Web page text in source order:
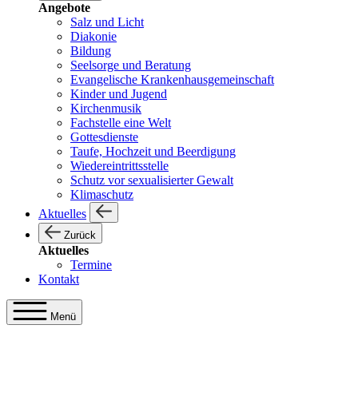
Angebote
Salz und Licht
Diakonie
Bildung
Seelsorge und Beratung
Evangelische Krankenhausgemeinschaft
Kinder und Jugend
Kirchenmusik
Fachstelle eine Welt
Gottesdienste
Taufe, Hochzeit und Beerdigung
Wiedereintrittsstelle
Schutz vor sexualisierter Gewalt
Klimaschutz
Aktuelles
Zurück
Aktuelles
Termine
Kontakt
Menü